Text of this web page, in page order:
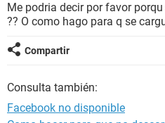
Me podria decir por favor
?? O como hago para q se
Compartir
Consulta también:
Facebook no disponible